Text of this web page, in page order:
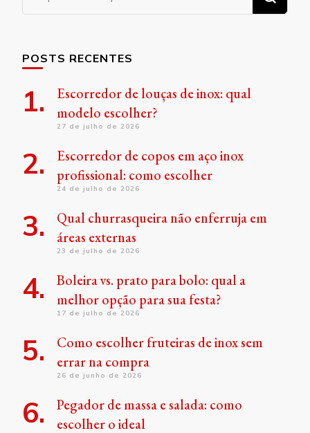
algo?
POSTS RECENTES
Escorredor de louças de inox: qual
modelo escolher?
27 de julho de 2026
Escorredor de copos em aço inox
profissional: como escolher
24 de julho de 2026
Qual churrasqueira não enferruja em
áreas externas
23 de julho de 2026
Boleira vs. prato para bolo: qual a
melhor opção para sua festa?
17 de julho de 2026
Como escolher fruteiras de inox sem
errar na compra
26 de junho de 2026
Pegador de massa e salada: como
escolher o ideal